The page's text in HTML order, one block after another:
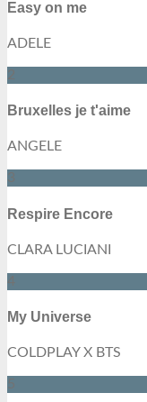
Easy on me
ADELE
2
Bruxelles je t'aime
ANGELE
3
Respire Encore
CLARA LUCIANI
4
My Universe
COLDPLAY X BTS
5